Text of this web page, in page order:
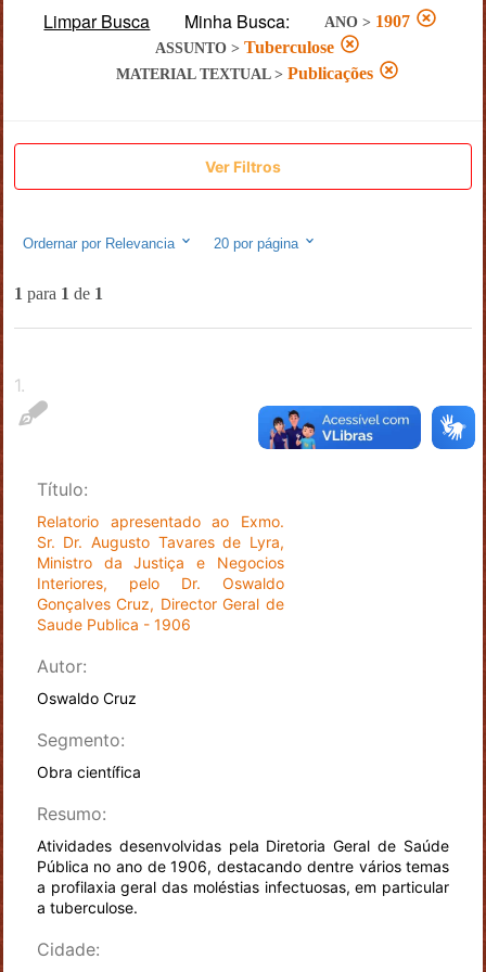
Limpar Busca Minha Busca: ANO > 1907
ASSUNTO> Tuberculose
MATERIAL TEXTUAL> Publicações
Ver Filtros
Ordernar por Relevancia 20por página
1 para 1 de 1
1.
Título:
Relatorio apresentado ao Exmo.
Sr. Dr. Augusto Tavares de Lyra,
Ministro da Justiça e Negocios
Interiores, pelo Dr. Oswaldo
Gonçalves Cruz, Director Geral de
Saude Publica - 1906
Autor:
Oswaldo Cruz
Segmento:
Obra científica
Resumo:
Atividades desenvolvidas pela Diretoria Geral de Saúde
Pública no ano de 1906, destacando dentre vários temas
a profilaxia geral das moléstias infectuosas, em particular
a tuberculose.
Cidade: